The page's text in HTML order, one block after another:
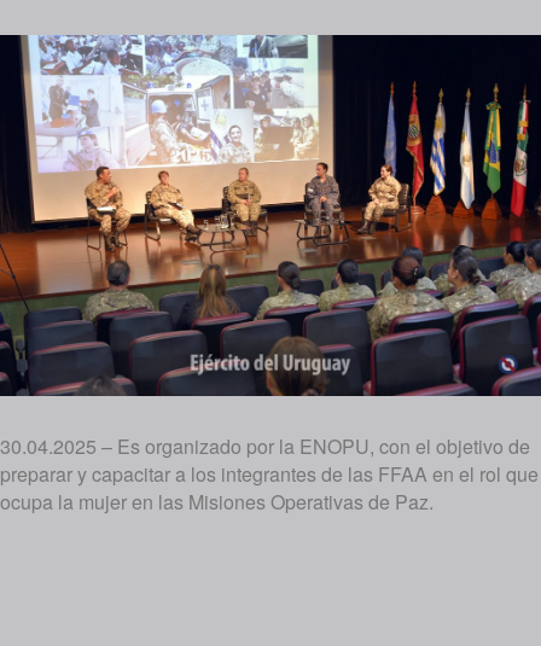
30.04.2025 – Es organizado por la ENOPU, con el objetivo de
preparar y capacitar a los integrantes de las FFAA en el rol que
ocupa la mujer en las Misiones Operativas de Paz.